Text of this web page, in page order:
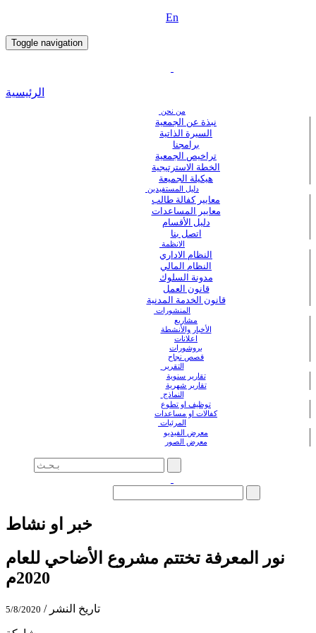
En
Toggle navigation
الرئيسية
من نحن
نبذة عن الجمعية
السيرة الذاتية
برامجنا
تراخيص الجمعية
الخطة الاسترتيجية
هيكيلة الجميعة
دليل المستفيدين
معايير كفالة طالب
معايير المساعدات
دليل الأقسام
اتصل بنا
الانظمة
النظام الاداري
النظام المالي
مدونة السلوك
قانون العمل
قانون الخدمة المدنية
المنشورات
مشاريع
الأخبار والأنشطة
اعلانات
بروشورات
قصص نجاح
التقرير
تقارير سنوية
تقارير شهرية
النماذج
توظيف او تطوع
كفالات او مساعدات
المرئيات
معرض الفيديو
معرض الصور
خبر او نشاط
نور المعرفة تختتم مشروع الأضاحي للعام
2020م
تاريخ النشر / 5/8/2020